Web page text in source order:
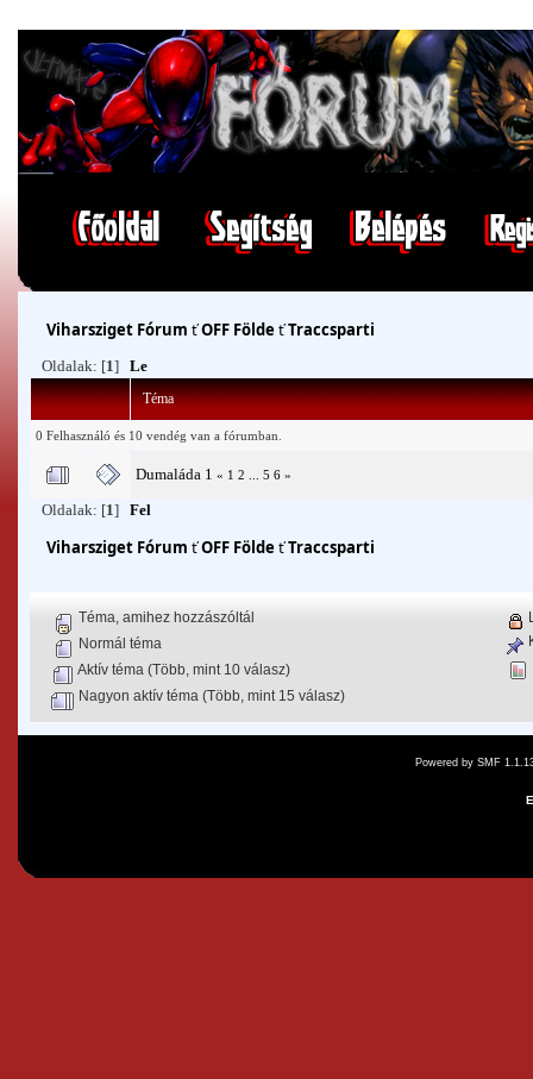
Viharsziget Fórum ťOFF FöldeťTraccsparti
Oldalak: [1] Le
Téma
0 Felhasználó és 10 vendég van a fórumban.
Dumaláda 1 « 1 2 5 6 »
Oldalak: [1] Fel
Viharsziget Fórum ťOFF FöldeťTraccsparti
Téma, amihez hozzászóltál
Normál téma
Aktív téma (Több, mint 10 válasz)
Nagyon aktív téma (Több, mint 15 válasz)
Powered by SMF